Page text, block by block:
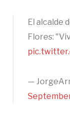
El alcalde
Flores:
—